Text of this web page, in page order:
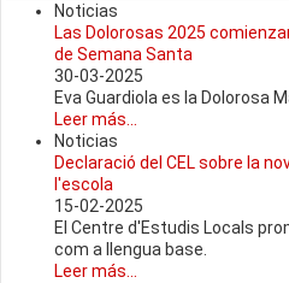
Noticias
Las Dolorosas 2025
de Semana Santa
30-03-2025
Eva Guardiola es la Dolorosa
Leer más...
Noticias
Declaració del CEL sobre la
l'escola
15-02-2025
El Centre d'Estudis Locals
com a llengua base.
Leer más...